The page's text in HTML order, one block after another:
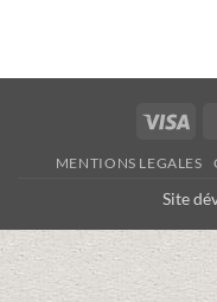
MENTIONS LEGALES
Site